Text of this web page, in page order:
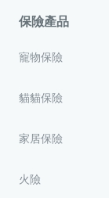
保險產品
寵物保險
貓貓保險
家居保險
火險